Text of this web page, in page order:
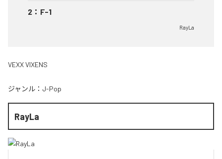
2 ： F-1
RayLa
VEXX VIXENS
ジャンル： J-Pop
RayLa